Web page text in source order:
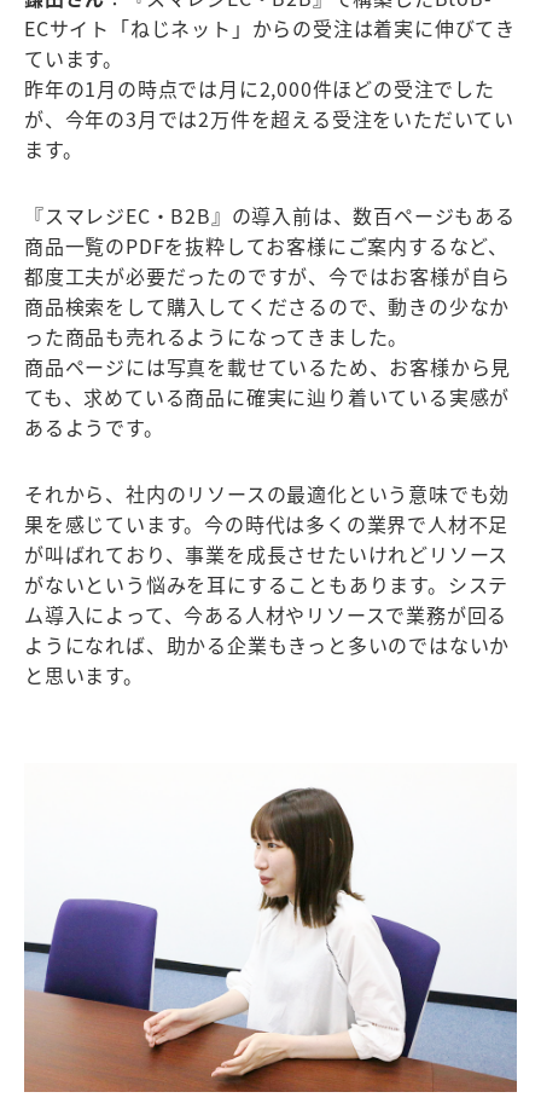
ECサイト「ねじネット」からの受注は着実に伸びてき
ています。
昨年の1月の時点では月に2,000件ほどの受注でした
が、今年の3月では2万件を超える受注をいただいてい
ます。
『スマレジEC・B2B』の導入前は、数百ページもある
商品一覧のPDFを抜粋してお客様にご案内するなど、
都度工夫が必要だったのですが、今ではお客様が自ら
商品検索をして購入してくださるので、動きの少なか
った商品も売れるようになってきました。
商品ページには写真を載せているため、お客様から見
ても、求めている商品に確実に辿り着いている実感が
あるようです。
それから、社内のリソースの最適化という意味でも効
果を感じています。今の時代は多くの業界で人材不足
が叫ばれており、事業を成長させたいけれどリソース
がないという悩みを耳にすることもあります。システ
ム導入によって、今ある人材やリソースで業務が回る
ようになれば、助かる企業もきっと多いのではないか
と思います。